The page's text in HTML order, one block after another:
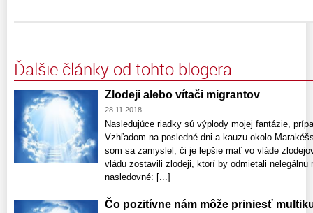
Ďalšie články od tohto blogera
Zlodeji alebo vítači migrantov
28.11.2018
Nasledujúce riadky sú výplody mojej fantázie,
Vzhľadom na posledné dni a kauzu okolo
som sa zamyslel, či je lepšie mať vo vláde
vládu zostavili zlodeji, ktorí by odmietali nelegálnu
nasledovné: [...]
Čo pozitívne nám môže priniesť